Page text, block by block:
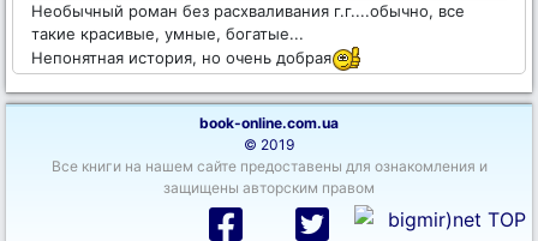
Необычный роман без расхваливания г.г....обычно, все
такие красивые, умные, богатые...
Непонятная история, но очень добрая
book-online.com.ua
© 2019
Все книги на нашем сайте предоставены для ознакомления и
защищены авторским правом